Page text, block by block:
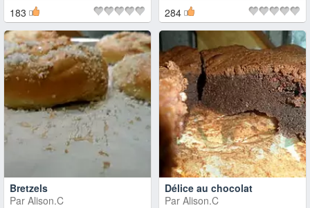
183
284
Bretzels
Par Alison.C
Délice au chocolat
Par Alison.C